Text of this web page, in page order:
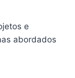
e
abordados